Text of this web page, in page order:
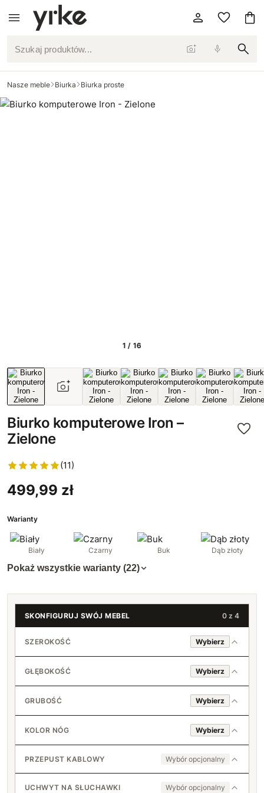
Szukaj produktów...
Nasze meble Biurka Biurka proste
1 / 16
Biurko komputerowe Iron –
Zielone
(11)
499,99 zł
Warianty
Biały Czarny Buk Dąb złoty
Pokaż wszystkie warianty (22)
SKONFIGURUJ SWÓJ MEBEL 0 z 4
SZEROKOŚĆ Wybierz
80 cm
81 cm +2 zł
82 cm +4 zł
83 cm +6 zł
GŁĘBOKOŚĆ Wybierz
45 cm
46 cm +3 zł
47 cm +6 zł
GRUBOŚĆ Wybierz
18 mm
36 mm +150 zł
KOLOR NÓG Wybierz
Czarne 71 cm
Białe 71 cm
PRZEPUST KABLOWY Wybór opcjonalny
Nie
UCHWYT NA SŁUCHAWKI Wybór opcjonalny